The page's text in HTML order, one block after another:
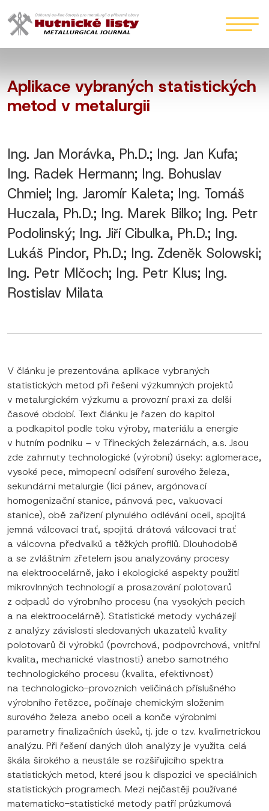
Aplikace vybraných statistických
metod v metalurgii
Ing. Jan Morávka, Ph.D.; Ing. Jan Kufa;
Ing. Radek Hermann; Ing. Bohuslav
Chmiel; Ing. Jaromír Kaleta; Ing. Tomáš
Huczala, Ph.D.; Ing. Marek Bilko; Ing. Petr
Podolinský; Ing. Jiří Cibulka, Ph.D.; Ing.
Lukáš Pindor, Ph.D.; Ing. Zdeněk Solowski;
Ing. Petr Mlčoch; Ing. Petr Klus; Ing.
Rostislav Milata
V článku je prezentována aplikace vybraných
statistických metod při řešení výzkumných projektů
v metalurgickém výzkumu a provozní praxi za delší
časové období. Text článku je řazen do kapitol
a podkapitol podle toku výroby, materiálu a energie
v hutním podniku – v Třineckých železárnách, a.s. Jsou
zde zahrnuty technologické (výrobní) úseky: aglomerace,
vysoké pece, mimopecní odsíření surového železa,
sekundární metalurgie (licí pánev, argónovací
homogenizační stanice, pánvová pec, vakuovací
stanice), obě zařízení plynulého odlévání oceli, spojitá
jemná válcovací trať, spojitá drátová válcovací trať
a válcovna předvalků a těžkých profilů. Dlouhodobě
a se zvláštním zřetelem jsou analyzovány procesy
na elektroocelárně, jako i ekologické aspekty použití
mikrovlnných technologií a prosazování polotovarů
z odpadů do výrobního procesu (na vysokých pecích
a na elektroocelárně). Statistické metody vycházejí
z analýzy závislosti sledovaných ukazatelů kvality
polotovarů či výrobků (povrchová, podpovrchová, vnitřní
kvalita, mechanické vlastnosti) anebo samotného
technologického procesu (kvalita, efektivnost)
na technologicko-provozních veličinách příslušného
výrobního řetězce, počínaje chemickým složením
surového železa anebo oceli a konče výrobními
parametry finalizačních úseků, tj. jde o tzv. kvalimetrickou
analýzu. Při řešení daných úloh analýzy je využita celá
škála širokého a neustále se rozšiřujícího spektra
statistických metod, které jsou k dispozici ve speciálních
statistických programech. Mezi nejčastěji používané
matematicko-statistické metody patří průzkumová